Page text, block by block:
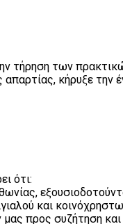
τήρηση των
κήρυξε την
ότι:
και
μας προς συζήτηση